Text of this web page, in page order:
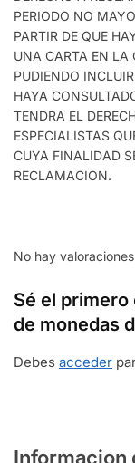
PERIODO NO
PARTIR DE QUE
UNA CARTA EN LA
PUDIENDO
HAYA
TENDRA EL
ESPECIALISTAS
CUYA FINALIDAD
RECLAMACION.
No hay
Sé el
de monedas
Debes acceder
Informacion